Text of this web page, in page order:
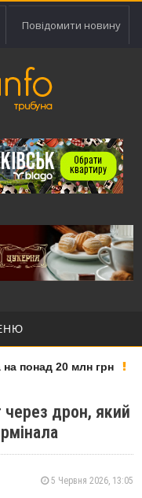
Повідомити новину
понад 20 млн грн
через дрон, який
5 Червня 2026, 13:05